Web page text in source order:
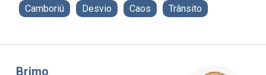
Camboriú Desvio Caos Trânsito
Misael Elias